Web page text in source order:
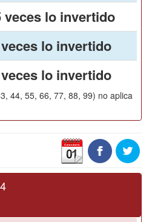
veces lo invertido
lo invertido
lo invertido
44, 55, 66, 77, 88, 99) no aplica